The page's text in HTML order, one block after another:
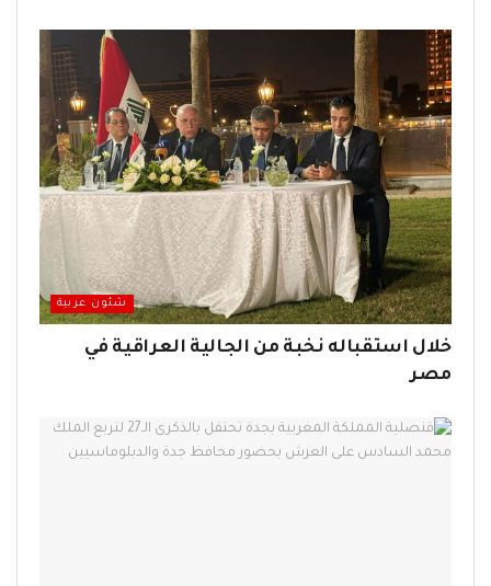
شئون عربية
خلال استقباله نخبة من الجالية العراقية في
مصر